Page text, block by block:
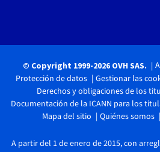
© Copyright 1999-2026 OVH SAS.
Protección de datos
Gestionar las
Derechos y obligaciones de los
Documentación de la ICANN para los
Mapa del sitio
Quiénes somos
A partir del 1 de enero de 2015, con